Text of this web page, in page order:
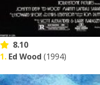
8.10
1. Ed Wood (1994)